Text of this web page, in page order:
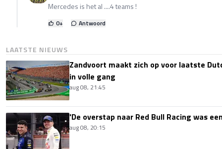
Mercedes is het al ....4 teams !
0+ Antwoord
LAATSTE NIEUWS
Zandvoort maakt zich op voor laatste
in volle gang
aug 08, 21:45
'De overstap naar Red Bull Racing was
aug 08, 20:15